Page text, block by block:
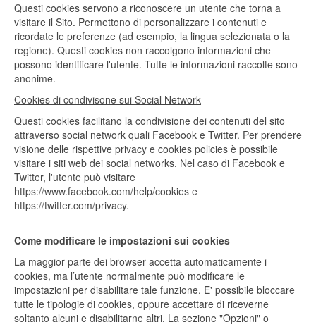
Questi cookies servono a riconoscere un utente che torna a
visitare il Sito. Permettono di personalizzare i contenuti e
ricordate le preferenze (ad esempio, la lingua selezionata o la
regione). Questi cookies non raccolgono informazioni che
possono identificare l'utente. Tutte le informazioni raccolte sono
anonime.
Cookies di condivisone sui Social Network
Questi cookies facilitano la condivisione dei contenuti del sito
attraverso social network quali Facebook e Twitter. Per prendere
visione delle rispettive privacy e cookies policies è possibile
visitare i siti web dei social networks. Nel caso di Facebook e
Twitter, l'utente può visitare
https://www.facebook.com/help/cookies e
https://twitter.com/privacy.
Come modificare le impostazioni sui cookies
La maggior parte dei browser accetta automaticamente i
cookies, ma l’utente normalmente può modificare le
impostazioni per disabilitare tale funzione. E' possibile bloccare
tutte le tipologie di cookies, oppure accettare di riceverne
soltanto alcuni e disabilitarne altri. La sezione "Opzioni" o